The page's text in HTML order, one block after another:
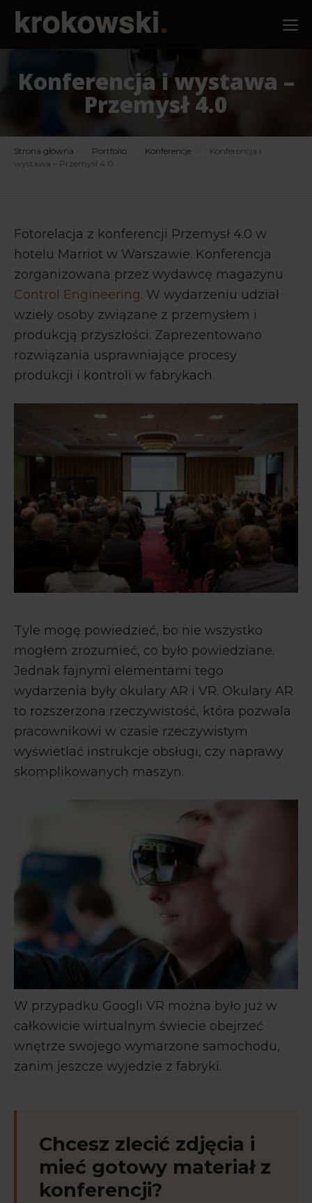
Przejdź
treści
Konferencja i wystawa –
Przemysł 4.0
Strona główna Portfolio Konferencje
Konferencja i
wystawa – Przemysł 4.0
Fotorelacja z konferencji Przemysł 4.0 w
hotelu Marriot w Warszawie. Konferencja
zorganizowana przez wydawcę magazynu
Control Engineering. W wydarzeniu udział
wzieły osoby związane z przemysłem i
produkcją przyszłości. Zaprezentowano
rozwiązania usprawniające procesy
produkcji i kontroli w fabrykach.
Tyle mogę powiedzieć, bo nie wszystko
mogłem zrozumieć, co było powiedziane.
Jednak fajnymi elementami tego
wydarzenia były okulary AR i VR. Okulary AR
to rozszerzona rzeczywistość, która pozwala
pracownikowi w czasie rzeczywistym
wyświetlać instrukcje obsługi, czy naprawy
skomplikowanych maszyn.
W przypadku Googli VR można było już w
całkowicie wirtualnym świecie obejrzeć
wnętrze swojego wymarzone samochodu,
zanim jeszcze wyjedzie z fabryki.
Chcesz zlecić zdjęcia i
mieć gotowy materiał z
konferencji?